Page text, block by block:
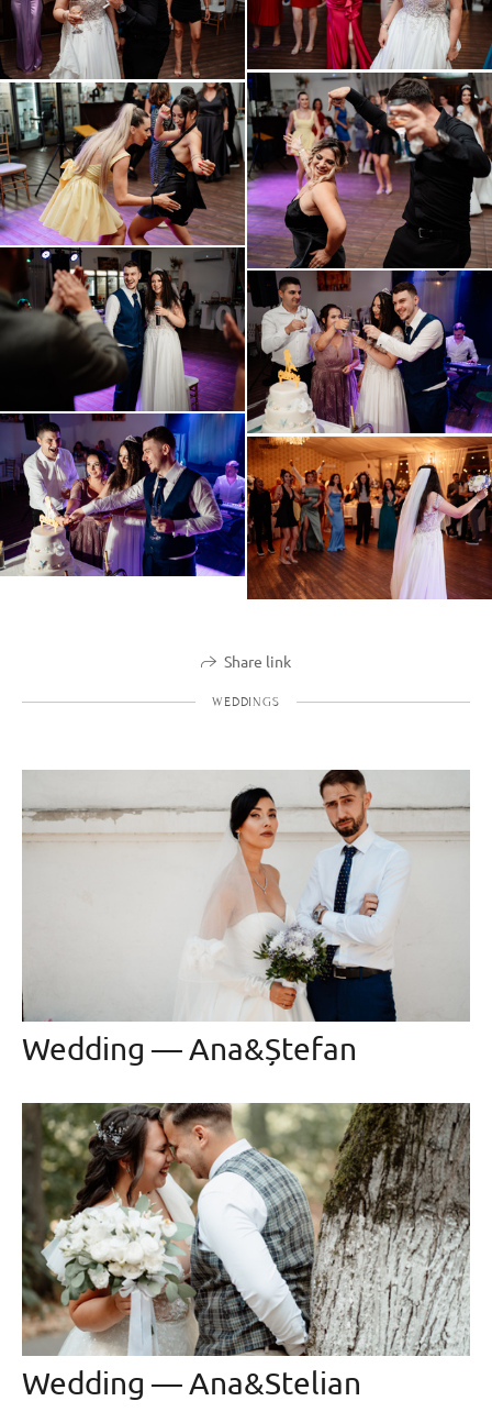
Share link
WEDDINGS
Wedding — Ana&Ștefan
Wedding — Ana&Stelian